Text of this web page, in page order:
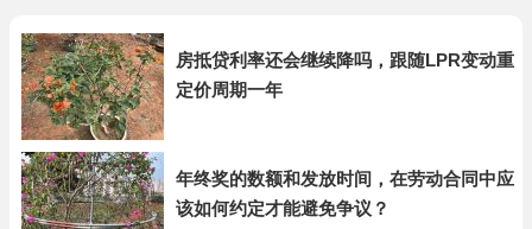
房抵贷利率还会继续降吗，跟随LPR变动重
定价周期一年
年终奖的数额和发放时间，在劳动合同中应
该如何约定才能避免争议？